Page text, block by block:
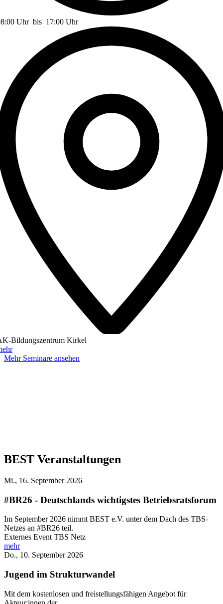
Uhr bis 17:00 Uhr
Bildungszentrum Kirkel
Mehr Seminare ansehen
BEST Veranstaltungen
Mi., 16. September 2026
#BR26 - Deutschlands wichtigstes Betriebsratsforum
Im September 2026 nimmt BEST e.V. unter dem Dach des TBS-
Netzes an #BR26 teil.
Externes Event TBS Netz
mehr
Do., 10. September 2026
Jugend im Strukturwandel
Mit dem kostenlosen und freistellungsfähigen Angebot für